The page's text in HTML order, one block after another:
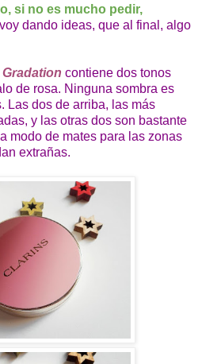
si no es mucho pedir,
dando ideas, que al final, algo
contiene dos tonos
de rosa. Ninguna sombra es
Las dos de arriba, las más
y las otras dos son bastante
modo de mates para las zonas
extrañas.